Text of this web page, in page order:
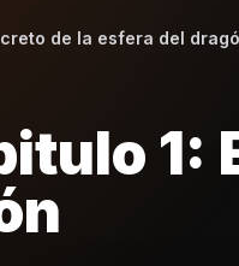
de la esfera del
1: